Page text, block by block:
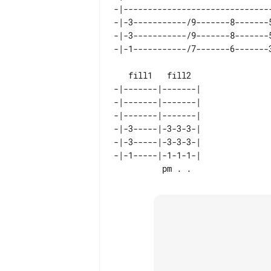
-
-|-3-----------/9-------8-------
-|-3-----------/9-------8-------
-|-1-----------/7-------6-------
-|-------|-------|
-|-------|-------|
-|-------|-------|
-|-3-----|-3-3-3-|
-|-3-----|-3-3-3-|
-|-1-----|-1-1-1-|